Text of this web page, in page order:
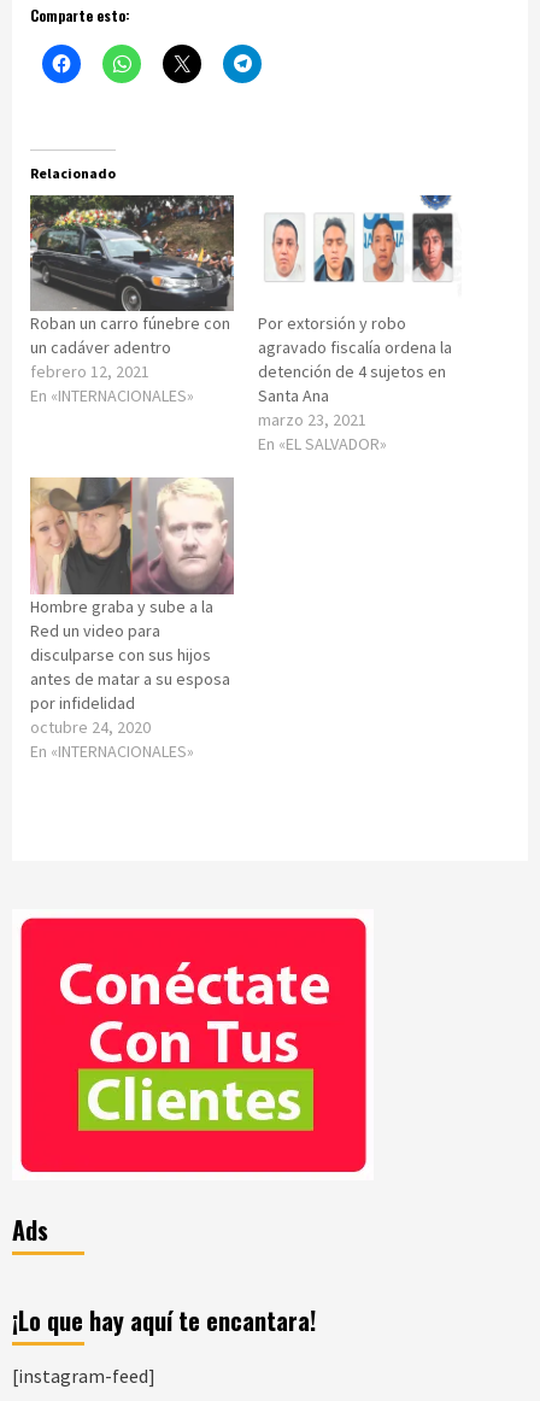
Comparte esto:
Relacionado
Roban un carro fúnebre con
un cadáver adentro
febrero 12, 2021
En «INTERNACIONALES»
Por extorsión y robo
agravado fiscalía ordena la
detención de 4 sujetos en
Santa Ana
marzo 23, 2021
En «EL SALVADOR»
Hombre graba y sube a la
Red un video para
disculparse con sus hijos
antes de matar a su esposa
por infidelidad
octubre 24, 2020
En «INTERNACIONALES»
Ads
¡Lo que hay aquí te encantara!
[instagram-feed]